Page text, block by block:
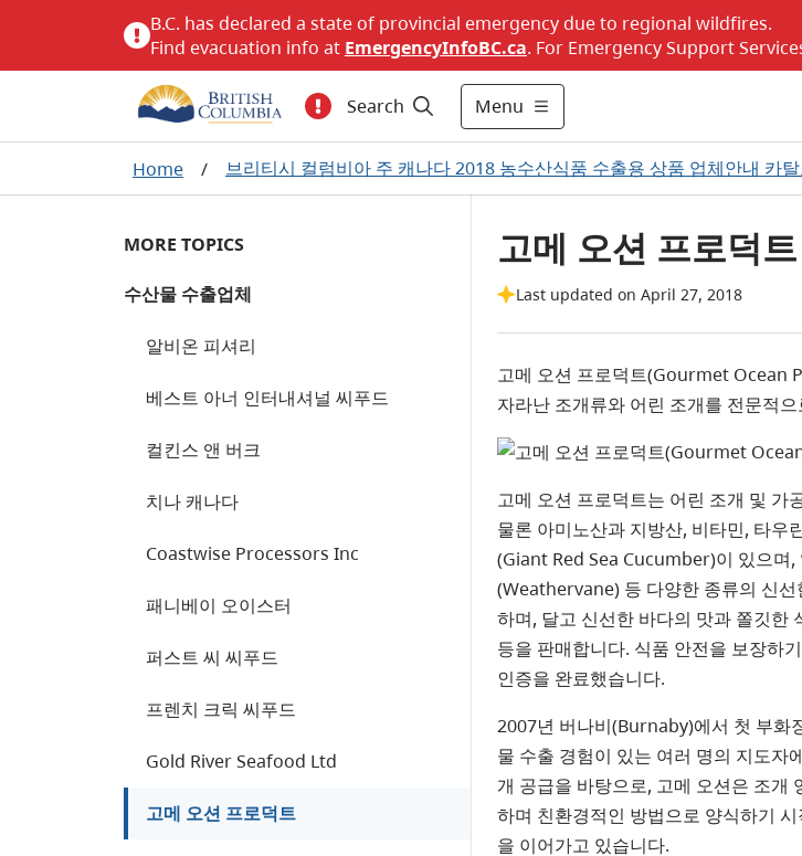
B.C. has declared a state of provincial emergency due to regional wildfires.
Find evacuation info at EmergencyInfoBC.ca. For Emergency Support
Search Menu
Home / 브리티시 컬럼비아 주 캐나다 2018 농수산식품 수출용 상품 업체안내 카
MORE TOPICS
수산물 수출업체
알비온 피셔리
베스트 아너 인터내셔널 씨푸드
컬킨스 앤 버크
치나 캐나다
Coastwise Processors Inc
패니베이 오이스터
퍼스트 씨 씨푸드
프렌치 크릭 씨푸드
Gold River Seafood Ltd
고메 오션 프로덕트
고메 오션 프로덕트
Last updated on April 27, 2018
고메 오션 프로덕트(Gourmet Ocean
자라난 조개류와 어린 조개를 전문적
고메 오션 프로덕트는 어린 조개 및 가
물론 아미노산과 지방산, 비타민, 타우
(Giant Red Sea Cucumber)이 있으며,
(Weathervane) 등 다양한 종류의 신
하며, 달고 신선한 바다의 맛과 쫄깃한
등을 판매합니다. 식품 안전을 보장하
인증을 완료했습니다.
2007년 버나비(Burnaby)에서 첫 부화
물 수출 경험이 있는 여러 명의 지도자
개 공급을 바탕으로, 고메 오션은 조개
하며 친환경적인 방법으로 양식하기
을 이어가고 있습니다.